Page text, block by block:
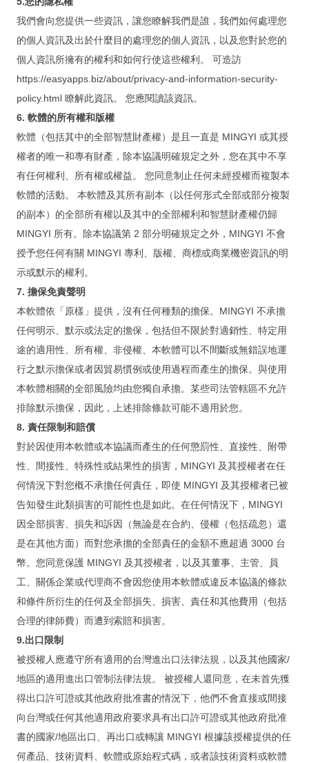
新 FileMaker 訓練營含軟體
FileMaker 遠端免費諮詢與解決
硬體 x 軟體 x 教學 x 遠端維護
購買遠端維護(年)
購買 SSL 加密服務
為弱勢相關團體免費開發 APP
常見問題
記錄：訓練營送 FMP 19
記錄：訓練營送 FMPA 18
記錄：訓練營送 FMPA 17
記錄：訓練營送 FMP 16
記錄：訓練營送 FMP 15
記錄：訓練營送 FMP 14
关
于
我们
線上有約
熱門文章
内容搜寻
公告
服务
联系
合作
订阅电子报
登入
我們會向您提供一些資訊，讓您瞭解我們是誰，我們如何處理您
的個人資訊及出於什麼目的處理您的個人資訊，以及您對於您的
個人資訊所擁有的權利和如何行使這些權利。 可造訪
https://easyapps.biz/about/privacy-and-information-security-
policy.html 瞭解此資訊。 您應閱讀該資訊。
6. 軟體的所有權和版權
軟體（包括其中的全部智慧財產權）是且一直是 MINGYI 或其授
權者的唯一和專有財產，除本協議明確規定之外，您在其中不享
有任何權利、所有權或權益。 您同意制止任何未經授權而複製本
軟體的活動。 本軟體及其所有副本（以任何形式全部或部分複製
的副本）的全部所有權以及其中的全部權利和智慧財產權仍歸
MINGYI 所有。除本協議第 2 部分明確規定之外，MINGYI 不會
授予您任何有關 MINGYI 專利、版權、商標或商業機密資訊的明
示或默示的權利。
7. 擔保免責聲明
本軟體依「原樣」提供，沒有任何種類的擔保。MINGYI 不承擔
任何明示、默示或法定的擔保，包括但不限於對適銷性、特定用
途的適用性、所有權、非侵權、本軟體可以不間斷或無錯誤地運
行之默示擔保或者因貿易慣例或使用過程而產生的擔保。與使用
本軟體相關的全部風險均由您獨自承擔。某些司法管轄區不允許
排除默示擔保，因此，上述排除條款可能不適用於您。
8. 責任限制和賠償
對於因使用本軟體或本協議而產生的任何懲罰性、直接性、附帶
性、間接性、特殊性或結果性的損害，MINGYI 及其授權者在任
何情況下對您概不承擔任何責任，即使 MINGYI 及其授權者已被
告知發生此類損害的可能性也是如此。在任何情況下，MINGYI
因全部損害、損失和訴因（無論是在合約、侵權（包括疏忽）還
是在其他方面）而對您承擔的全部責任的金額不應超過 3000 台
幣。您同意保護 MINGYI 及其授權者，以及其董事、主管、員
工、關係企業或代理商不會因您使用本軟體或違反本協議的條款
和條件所衍生的任何及全部損失、損害、責任和其他費用（包括
合理的律師費）而遭到索賠和損害。
9.出口限制
被授權人應遵守所有適用的台灣進出口法律法規，以及其他國家/
地區的適用進出口管制法律法規。 被授權人還同意，在未首先獲
得出口許可證或其他政府批准書的情況下，他們不會直接或間接
向台灣或任何其他適用政府要求具有出口許可證或其他政府批准
書的國家/地區出口、再出口或轉讓 MINGYI 根據該授權提供的任
何產品、技術資料、軟體或原始程式碼，或者該技術資料或軟體